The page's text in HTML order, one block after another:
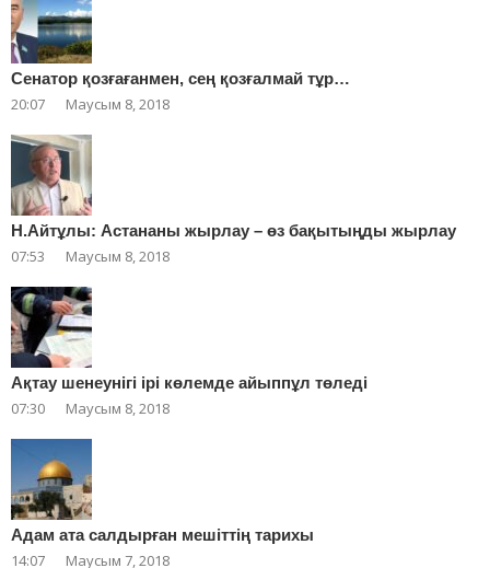
Сенатор қозғағанмен, сең қозғалмай тұр…
20:07 Маусым 8, 2018
Н.Айтұлы: Астананы жырлау – өз бақытыңды жырлау
07:53 Маусым 8, 2018
Ақтау шенеунігі ірі көлемде айыппұл төледі
07:30 Маусым 8, 2018
Адам ата салдырған мешіттің тарихы
14:07 Маусым 7, 2018